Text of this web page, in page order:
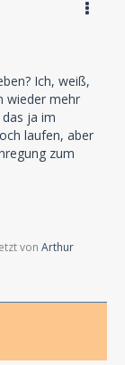
Ich, weiß,
wieder mehr
das ja im
laufen, aber
zum
von Arthur